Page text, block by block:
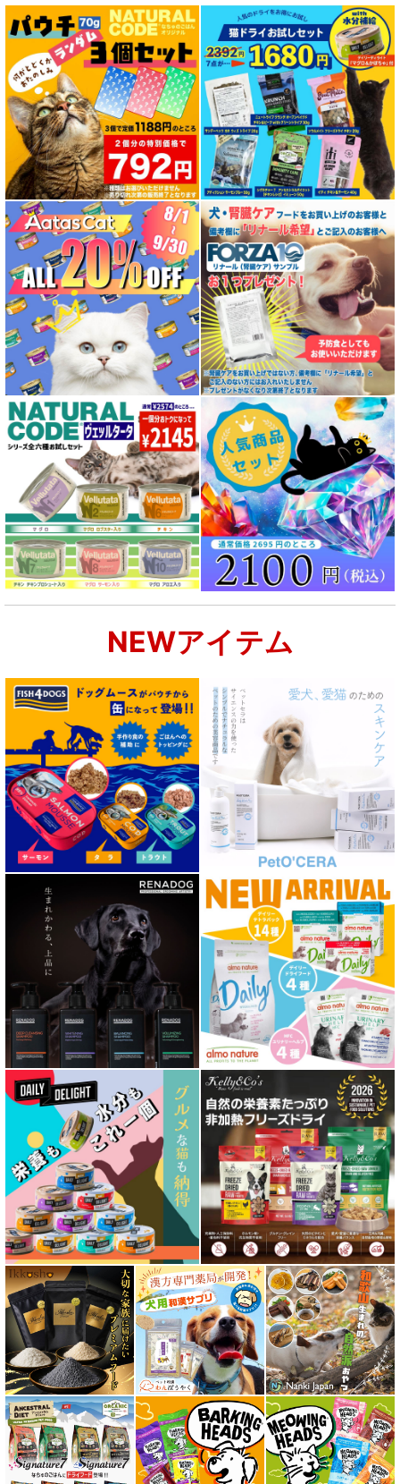
特集 グリーントライプ（第４胃）とは
特集 フリーズドライ
特集 エアドライフード
特殊製法のドッグフード
特殊製法のキャットフード
全年齢対応 フード for DOG
パピー用 フード for DOG
成犬用 フード for DOG
シニア犬用フード for DOG
食物アレルギー対応 ドッグフード
腎臓ケア対応ドッグフード
肝臓ケア対応ドッグフード
肥満ケア対応 フード for DOG
泌尿器ケア対応 フード for DOG
胃腸ケア対応 フード for DOG
口腔内・喉ケア対応商品 犬用
心臓ケア対応ドッグフード
皮膚・被毛ケア対応 フード for DOG
低脂肪 ドライフード for DOG
特集 ドッグフードの涙やけ対策
特集 穀物不使用 ドッグフード（ドライ）
フリーズドライ ドッグフード
エアドライ ドッグフード
愛猫用ウェット300円以下コーナー
全年齢対応 フード for CAT
キトン用 フード for CAT
NEWアイテム